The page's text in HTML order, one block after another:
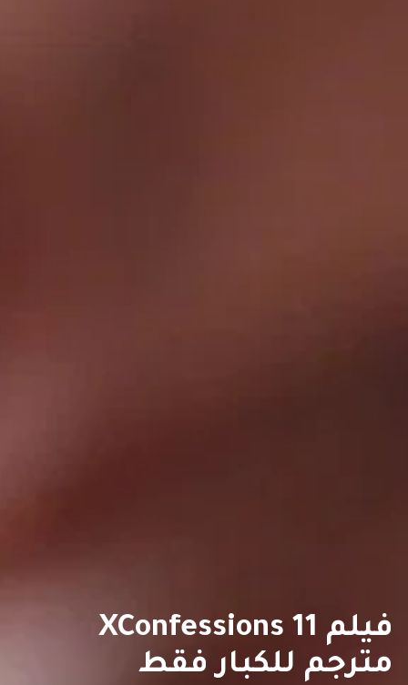
فيلم XConfessions 11
مترجم للكبار فقط